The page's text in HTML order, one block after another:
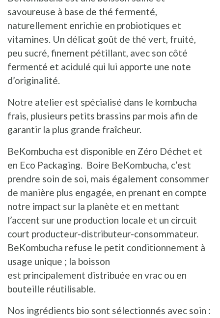
savoureuse à base de thé fermenté,
naturellement enrichie en probiotiques et
vitamines. Un délicat goût de thé vert, fruité,
peu sucré, finement pétillant, avec son côté
fermenté et acidulé qui lui apporte une note
d’originalité.
Notre atelier est spécialisé dans le kombucha
frais, plusieurs petits brassins par mois afin de
garantir la plus grande fraîcheur.
BeKombucha est disponible en Zéro Déchet et
en Eco Packaging. Boire BeKombucha, c’est
prendre soin de soi, mais également consommer
de manière plus engagée, en prenant en compte
notre impact sur la planète et en mettant
l’accent sur une production locale et un circuit
court producteur-distributeur-consommateur.
BeKombucha refuse le petit conditionnement à
usage unique ; la boisson
est principalement distribuée en vrac ou en
bouteille réutilisable.
Nos ingrédients bio sont sélectionnés avec soin :